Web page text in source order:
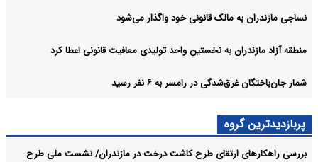
نساجی مازندران به مالک قانونی خود واگذار می‌شود
منطقه آزاد مازندران به نخستین واحد تولیدی معافیت قانونی اعطا کرد
شمار جان‌باختگان غرق‌شدگی در رامسر به ۶ نفر رسید
پربازدیدترین گروه
بررسی راهکارهای ارتقای طرح کاشت درخت در مازندران/ نشست ملی طرح